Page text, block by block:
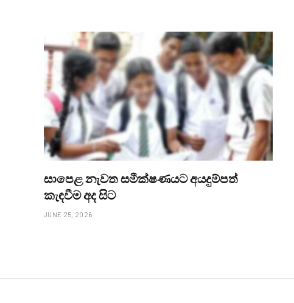
සාපෙළ නැවත සමීක්ෂණයට අයදුම්පත්
කැඳවීම අද සිට
JUNE 25, 2026